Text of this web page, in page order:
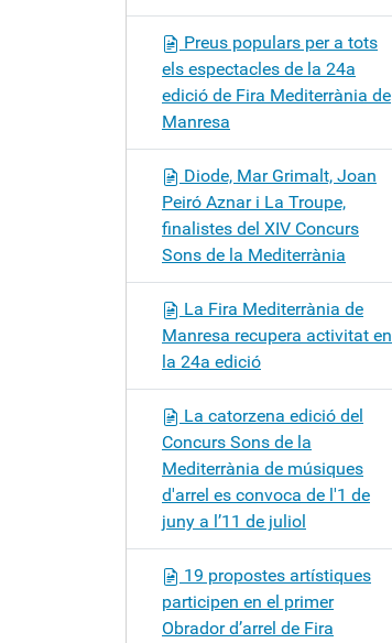
Preus populars per a tots
els espectacles de la 24a
edició de Fira Mediterrània de
Manresa
Diode, Mar Grimalt, Joan
Peiró Aznar i La Troupe,
finalistes del XIV Concurs
Sons de la Mediterrània
La Fira Mediterrània de
Manresa recupera activitat en
la 24a edició
La catorzena edició del
Concurs Sons de la
Mediterrània de músiques
d'arrel es convoca de l'1 de
juny a l’11 de juliol
19 propostes artístiques
participen en el primer
Obrador d’arrel de Fira